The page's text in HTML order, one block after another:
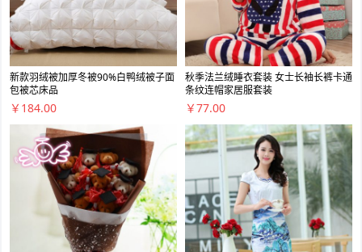
新款羽绒被加厚冬被90%白鸭绒被子面
包被芯床品
￥184.00
秋季法兰绒睡衣套装 女士长袖长裤卡通
条纹连帽家居服套装
￥77.00